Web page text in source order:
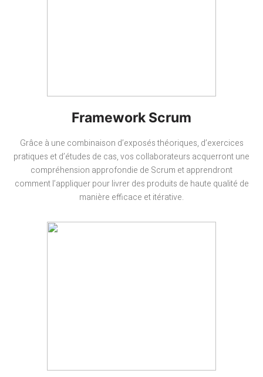
Framework Scrum
Grâce à une combinaison d’exposés théoriques, d’exercices
pratiques et d’études de cas, vos collaborateurs acquerront une
compréhension approfondie de Scrum et apprendront
comment l’appliquer pour livrer des produits de haute qualité de
manière efficace et itérative.